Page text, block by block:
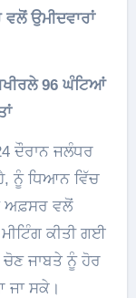
ਉਮੀਦਵਾਰਾਂ
96 ਘੰਟਿਆਂ
ਦੌਰਾਨ ਜਲੰਧਰ
ਨੂੰ ਧਿਆਨ ਵਿੱਚ
ਅਫ਼ਸਰ ਵਲੋਂ
ਕੀਤੀ ਗਈ
ਜਾਬਤੇ ਨੂੰ ਹੋਰ
ਜਾ ਸਕੇ।